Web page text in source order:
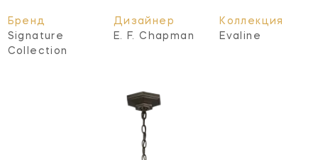
Бренд
Signature
Collection
Дизайнер
E. F. Chapman
Коллекция
Evaline